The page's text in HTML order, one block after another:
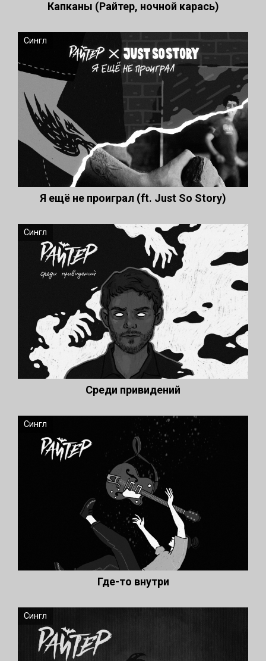
Капканы (Райтер, ночной карась)
Сингл
Я ещё не проиграл (ft. Just So Story)
Сингл
Среди привидений
Сингл
Где-то внутри
Сингл